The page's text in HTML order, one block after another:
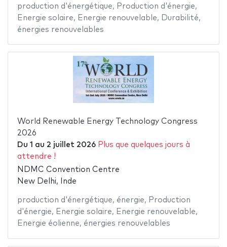
production d'énergétique, Production d'énergie,
Energie solaire, Energie renouvelable, Durabilité,
énergies renouvelables
World Renewable Energy Technology Congress
2026
Du 1 au 2 juillet 2026 Plus que quelques jours à
attendre !
NDMC Convention Centre
New Delhi, Inde
production d'énergétique, énergie, Production
d'énergie, Energie solaire, Energie renouvelable,
Energie éolienne, énergies renouvelables